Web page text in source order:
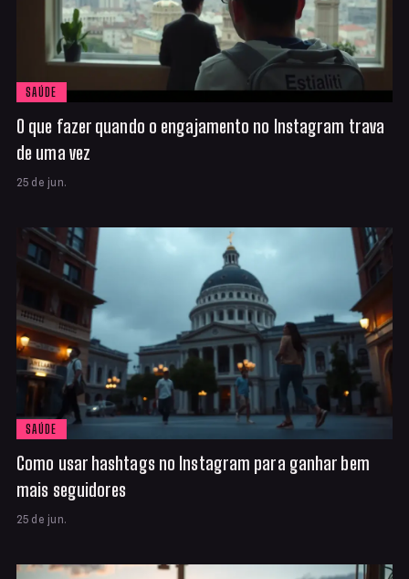
SAÚDE
O que fazer quando o engajamento no Instagram trava
de uma vez
25 de jun.
SAÚDE
Como usar hashtags no Instagram para ganhar bem
mais seguidores
25 de jun.